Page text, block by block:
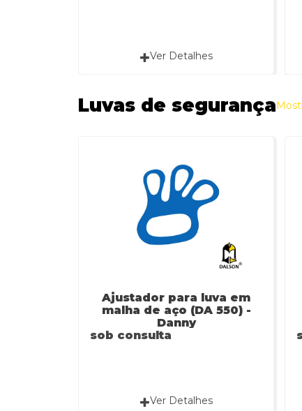
Ver Detalhes
Luvas de segurança
Ajustador para luva em
malha de aço (DA 550) -
Danny
sob consulta
Ver Detalhes